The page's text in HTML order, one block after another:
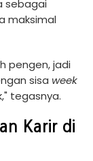
sebagai
maksimal
pengen, jadi
sisa week
tegasnya.
Karir di